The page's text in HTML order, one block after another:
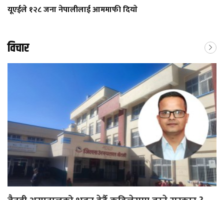
यूएईले १२८ जना नेपालीलाई आममाफी दियाे
विचार